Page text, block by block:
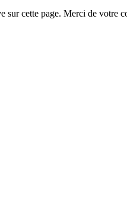
sur cette page. Merci de votre